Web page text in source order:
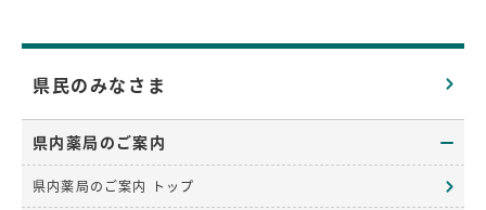
県民のみなさま
県内薬局のご案内
県内薬局のご案内 トップ